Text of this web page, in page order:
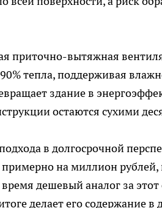
приточно-вытяжная
тепла, поддерживая
здание в
остаются сухими
в долгосрочной
на миллион рублей,
дешевый аналог за этот
делает его содержание в